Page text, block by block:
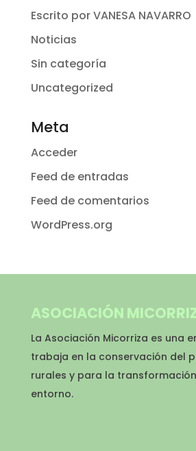
Escrito por VANESA NAVARRO
Noticias
Sin categoría
Uncategorized
Meta
Acceder
Feed de entradas
Feed de comentarios
WordPress.org
ASOCIACIÓN
La Asociación Micorriza es
trabaja en la conservación del
rurales y para la
entorno.